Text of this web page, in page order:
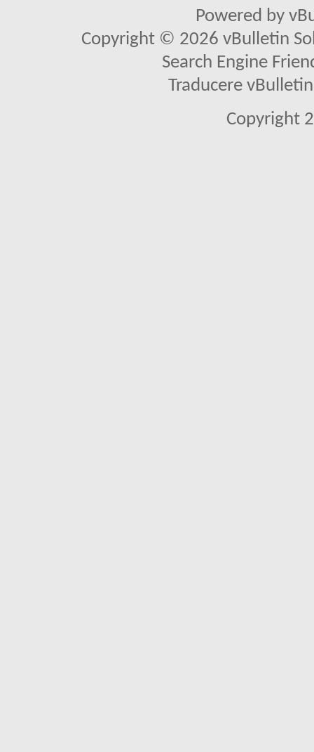
Powered by
Copyright © 2026 vBulletin
Search Engine
Traducere
Copyright